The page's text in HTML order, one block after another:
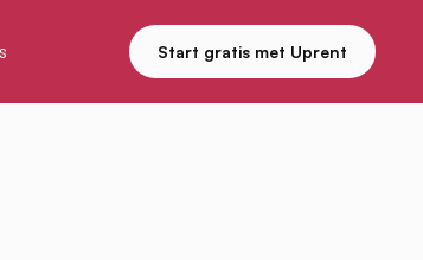
Start gratis met Uprent